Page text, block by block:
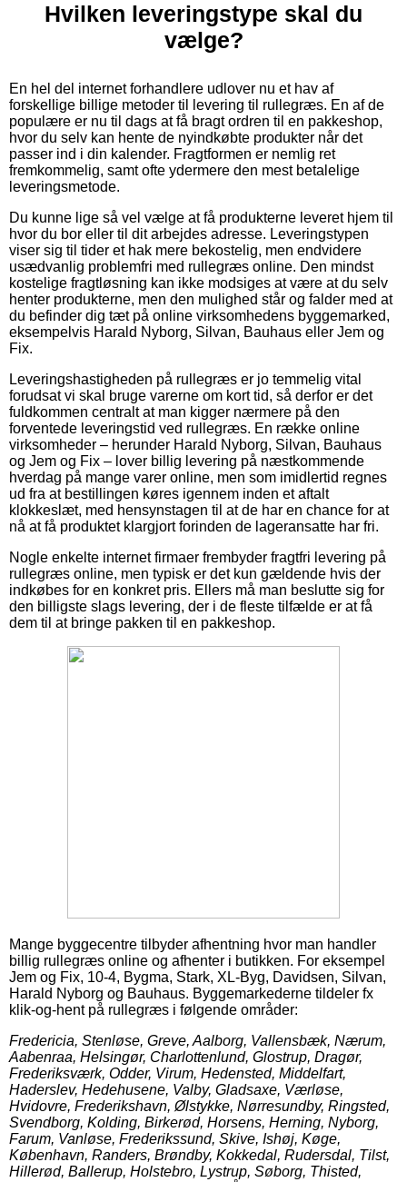
Hvilken leveringstype skal du
vælge?
En hel del internet forhandlere udlover nu et hav af
forskellige billige metoder til levering til rullegræs. En af de
populære er nu til dags at få bragt ordren til en pakkeshop,
hvor du selv kan hente de nyindkøbte produkter når det
passer ind i din kalender. Fragtformen er nemlig ret
fremkommelig, samt ofte ydermere den mest betalelige
leveringsmetode.
Du kunne lige så vel vælge at få produkterne leveret hjem til
hvor du bor eller til dit arbejdes adresse. Leveringstypen
viser sig til tider et hak mere bekostelig, men endvidere
usædvanlig problemfri med rullegræs online. Den mindst
kostelige fragtløsning kan ikke modsiges at være at du selv
henter produkterne, men den mulighed står og falder med at
du befinder dig tæt på online virksomhedens byggemarked,
eksempelvis Harald Nyborg, Silvan, Bauhaus eller Jem og
Fix.
Leveringshastigheden på rullegræs er jo temmelig vital
forudsat vi skal bruge varerne om kort tid, så derfor er det
fuldkommen centralt at man kigger nærmere på den
forventede leveringstid ved rullegræs. En række online
virksomheder – herunder Harald Nyborg, Silvan, Bauhaus
og Jem og Fix – lover billig levering på næstkommende
hverdag på mange varer online, men som imidlertid regnes
ud fra at bestillingen køres igennem inden et aftalt
klokkeslæt, med hensynstagen til at de har en chance for at
nå at få produktet klargjort forinden de lageransatte har fri.
Nogle enkelte internet firmaer frembyder fragtfri levering på
rullegræs online, men typisk er det kun gældende hvis der
indkøbes for en konkret pris. Ellers må man beslutte sig for
den billigste slags levering, der i de fleste tilfælde er at få
dem til at bringe pakken til en pakkeshop.
Mange byggecentre tilbyder afhentning hvor man handler
billig rullegræs online og afhenter i butikken. For eksempel
Jem og Fix, 10-4, Bygma, Stark, XL-Byg, Davidsen, Silvan,
Harald Nyborg og Bauhaus. Byggemarkederne tildeler fx
klik-og-hent på rullegræs i følgende områder:
Fredericia, Stenløse, Greve, Aalborg, Vallensbæk, Nærum,
Aabenraa, Helsingør, Charlottenlund, Glostrup, Dragør,
Frederiksværk, Odder, Virum, Hedensted, Middelfart,
Haderslev, Hedehusene, Valby, Gladsaxe, Værløse,
Hvidovre, Frederikshavn, Ølstykke, Nørresundby, Ringsted,
Svendborg, Kolding, Birkerød, Horsens, Herning, Nyborg,
Farum, Vanløse, Frederikssund, Skive, Ishøj, Køge,
København, Randers, Brøndby, Kokkedal, Rudersdal, Tilst,
Hillerød, Ballerup, Holstebro, Lystrup, Søborg, Thisted,